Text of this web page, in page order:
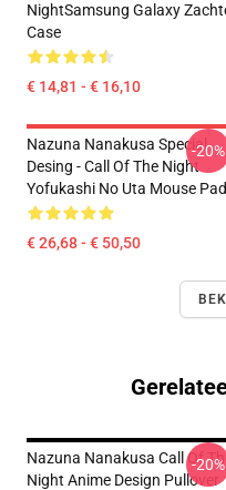
NightSamsung Galaxy
Case
€ 14,81 - € 16,10
Nazuna Nanakusa Special
Desing - Call Of The Night
Yofukashi No Uta Mouse Pad
€ 26,68 - € 50,50
-20%
Nazuna Nanakusa Call Of
Night Anime Design Pullover
-20%